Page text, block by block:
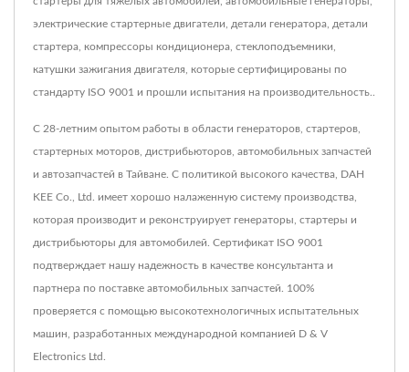
электрические стартерные двигатели, детали генератора, детали
стартера, компрессоры кондиционера, стеклоподъемники,
катушки зажигания двигателя, которые сертифицированы по
стандарту ISO 9001 и прошли испытания на производительность..
С 28-летним опытом работы в области генераторов, стартеров,
стартерных моторов, дистрибьюторов, автомобильных запчастей
и автозапчастей в Тайване. С политикой высокого качества, DAH
KEE Co., Ltd. имеет хорошо налаженную систему производства,
которая производит и реконструирует генераторы, стартеры и
дистрибьюторы для автомобилей. Сертификат ISO 9001
подтверждает нашу надежность в качестве консультанта и
партнера по поставке автомобильных запчастей. 100%
проверяется с помощью высокотехнологичных испытательных
машин, разработанных международной компанией D & V
Electronics Ltd.